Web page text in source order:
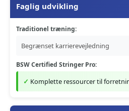
Faglig udvikling
Traditionel træning:
Begrænset karrierevejledning
BSW Certified Stringer Pro:
Komplette ressourcer til